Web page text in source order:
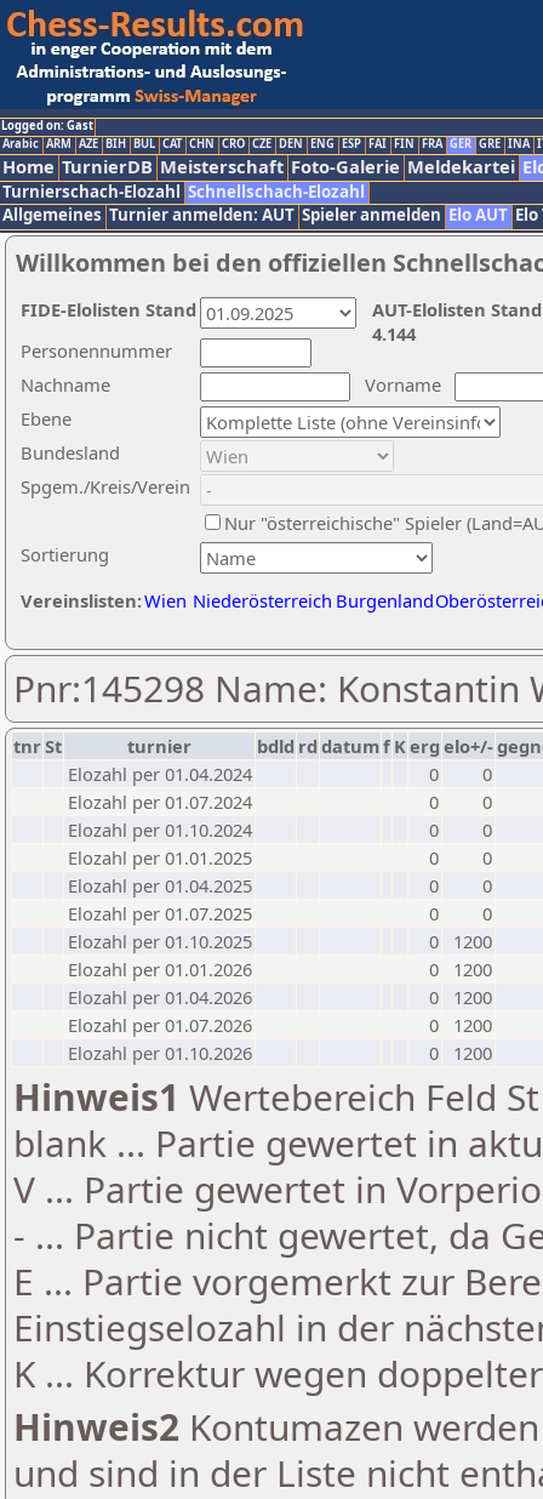
Logged on: Gast
Arabic ARM AZE BIH BUL CAT CHN CRO CZE DEN ENG ESP FAI FIN FRA GER GRE INA
Home TurnierDB Meisterschaft Foto-Galerie Meldekartei
Turnierschach-Elozahl Schnellschach-Elozahl
Allgemeines Turnier anmelden: AUT Spieler anmelden Elo AUT
Willkommen bei den offiziellen
Nachname
Vorname
Ebene
Sortierung
Personennummer
Bundesland
Spgem./Kreis/Verein
Nur "österreichische" Spieler
Vereinslisten:Wien Niederösterreich Burgenland
AUT-Elolisten
4.144
FIDE-Elolisten Stand
Pnr:145298 Name: Konstantin
tnrSt turnier bdld rd datumf Kerg elo+/-
Elozahl per 01.04.2024
0
0
Elozahl per 01.07.2024
0
0
Elozahl per 01.10.2024
0
0
Elozahl per 01.01.2025
0
0
Elozahl per 01.04.2025
0
0
Elozahl per 01.07.2025
0
0
Elozahl per 01.10.2025
0
1200
Elozahl per 01.01.2026
0
1200
Elozahl per 01.04.2026
0
1200
Elozahl per 01.07.2026
0
1200
Elozahl per 01.10.2026
0 1200
Hinweis1 Wertebereich Feld
blank ... Partie gewertet in
V ... Partie gewertet in
- ... Partie nicht gewertet, da
E ... Partie vorgemerkt zur
Einstiegselozahl in der
K ... Korrektur wegen
Hinweis2 Kontumazen
und sind in der Liste nicht